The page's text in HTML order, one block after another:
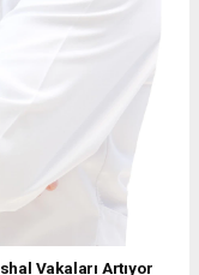
Vakaları Artıyor